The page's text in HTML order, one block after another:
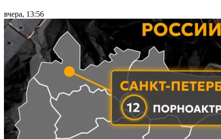
вчера, 13:56